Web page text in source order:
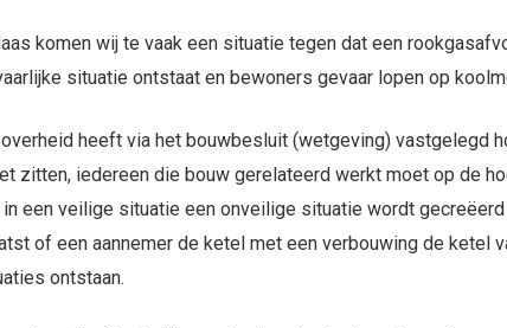
komen wij te vaak een situatie tegen dat een
situatie ontstaat en bewoners gevaar lopen op
heeft via het bouwbesluit (wetgeving) vastgelegd
zitten, iedereen die bouw gerelateerd werkt moet op de
een veilige situatie een onveilige situatie wordt
of een aannemer de ketel met een verbouwing de ketel
ontstaan.